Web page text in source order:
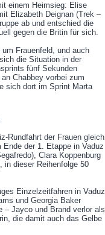
einem Heimsieg: Elise
Elizabeth Deignan (Trek –
ab und entschied die
gegen die Britin für sich.
Frauenfeld, und auch
die Situation in der
fünf Sekunden
Chabbey vorbei zum
sich dort im Sprint Marta
Rundfahrt der Frauen gleich
der 1. Etappe in Vaduz
Clara Koppenburg
in dieser Reihenfolge 50
Einzelzeitfahren in Vaduz
und Georgia Baker
– Jayco und Brand verlor als
die damit auch das Gelbe